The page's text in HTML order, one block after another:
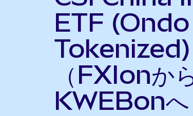
ETF (Ondo
Tokenized)
（FXIonか
KWEBonへ